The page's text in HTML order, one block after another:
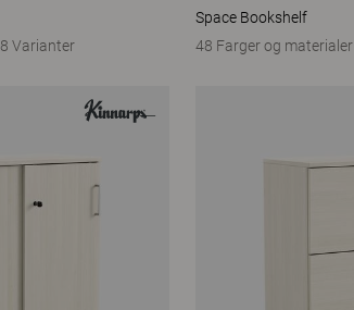
8 Varianter
Space Bookshelf
48 Farger og materialer